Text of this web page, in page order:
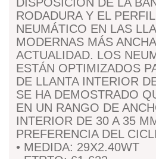
RODADURA Y EL
NEUMÁTICO EN LAS
MODERNAS MÁS
ACTUALIDAD. LOS
ESTÁN OPTIMIZADOS
DE LLANTA INTERIOR
SE HA DEMOSTRADO
EN UN RANGO DE
INTERIOR DE 30 A 35
PREFERENCIA DEL
• MEDIDA: 29X2.40WT